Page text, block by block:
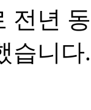
전년
습니다.